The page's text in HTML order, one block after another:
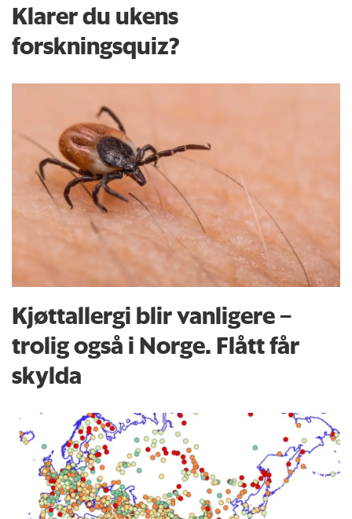
Klarer du ukens
forskningsquiz?
Kjøttallergi blir vanligere –
trolig også i Norge. Flått får
skylda